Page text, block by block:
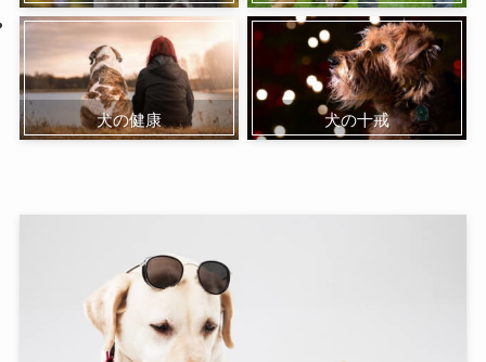
犬の健康 犬の十戒